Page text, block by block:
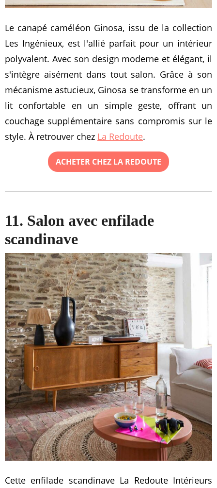
Le canapé caméléon Ginosa, issu de la collection
Les Ingénieux, est l'allié parfait pour un intérieur
polyvalent. Avec son design moderne et élégant, il
s'intègre aisément dans tout salon. Grâce à son
mécanisme astucieux, Ginosa se transforme en un
lit confortable en un simple geste, offrant un
couchage supplémentaire sans compromis sur le
style. À retrouver chez La Redoute.
ACHETER CHEZ LA REDOUTE
11. Salon avec enfilade
scandinave
Cette enfilade scandinave La Redoute Intérieurs